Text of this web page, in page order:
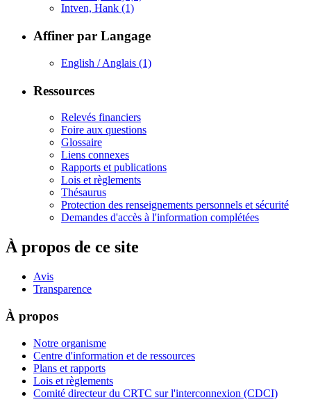
Intven, Hank (1)
Affiner par Langage
English / Anglais (1)
Ressources
Relevés financiers
Foire aux questions
Glossaire
Liens connexes
Rapports et publications
Lois et règlements
Thésaurus
Protection des renseignements personnels et sécurité
Demandes d'accès à l'information complétées
À propos de ce site
Avis
Transparence
À propos
Notre organisme
Centre d'information et de ressources
Plans et rapports
Lois et règlements
Comité directeur du CRTC sur l'interconnexion (CDCI)